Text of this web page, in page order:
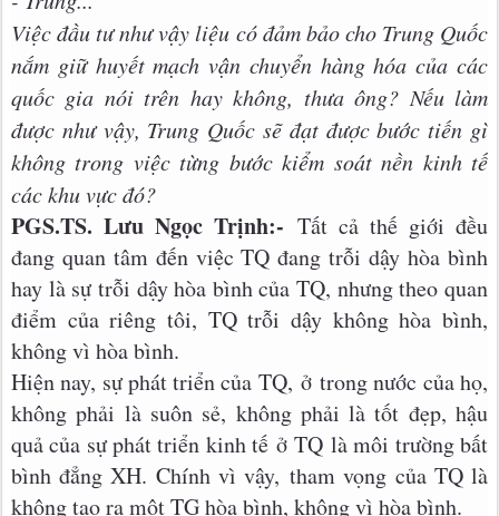
Việc đầu tư như vậy liệu có đảm bảo cho Trung Quốc
nắm giữ huyết mạch vận chuyển hàng hóa của các
quốc gia nói trên hay không, thưa ông? Nếu làm
được như vậy, Trung Quốc sẽ đạt được bước tiến gì
không trong việc từng bước kiểm soát nền kinh tế
các khu vực đó?
PGS.TS. Lưu Ngọc Trịnh:- Tất cả thế giới đều
đang quan tâm đến việc TQ đang trỗi dậy hòa bình
hay là sự trỗi dậy hòa bình của TQ, nhưng theo quan
điểm của riêng tôi, TQ trỗi dậy không hòa bình,
không vì hòa bình.
Hiện nay, sự phát triển của TQ, ở trong nước của họ,
không phải là suôn sẻ, không phải là tốt đẹp, hậu
quả của sự phát triển kinh tế ở TQ là môi trường bất
bình đẳng XH. Chính vì vậy, tham vọng của TQ là
không tạo ra một TG hòa bình, không vì hòa bình.